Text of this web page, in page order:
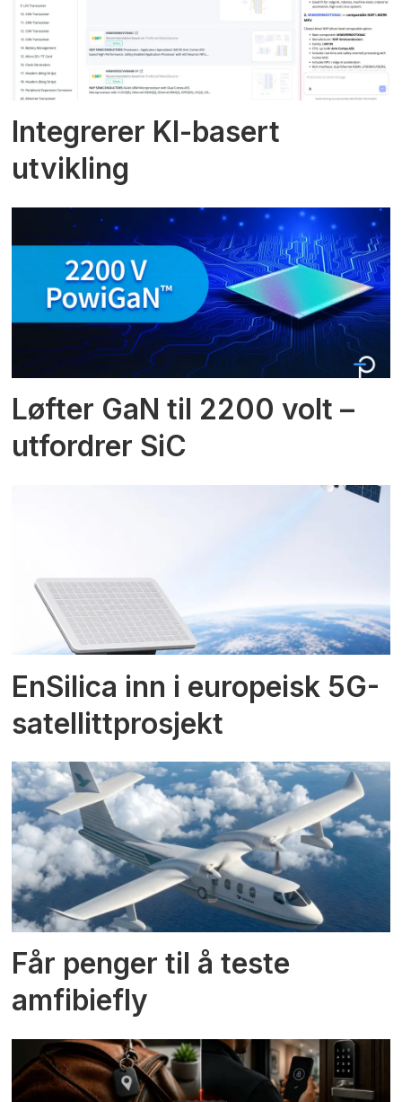
Integrerer KI-basert
utvikling
Løfter GaN til 2200 volt –
utfordrer SiC
EnSilica inn i europeisk 5G-
satellittprosjekt
Får penger til å teste
amfibiefly